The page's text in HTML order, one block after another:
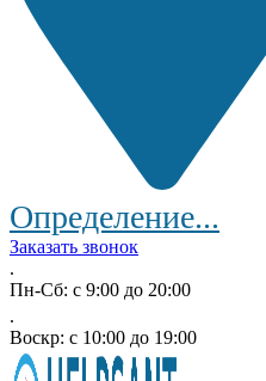
Определение...
Заказать звонок
.
Пн-Сб: с 9:00 до 20:00
.
Воскр: с 10:00 до 19:00